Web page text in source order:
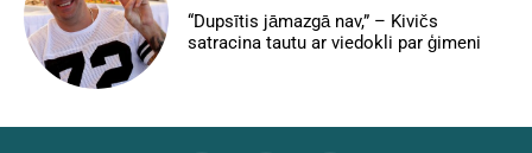
“Dupsītis jāmazgā nav,” – Kivičs
satracina tautu ar viedokli par ģimeni